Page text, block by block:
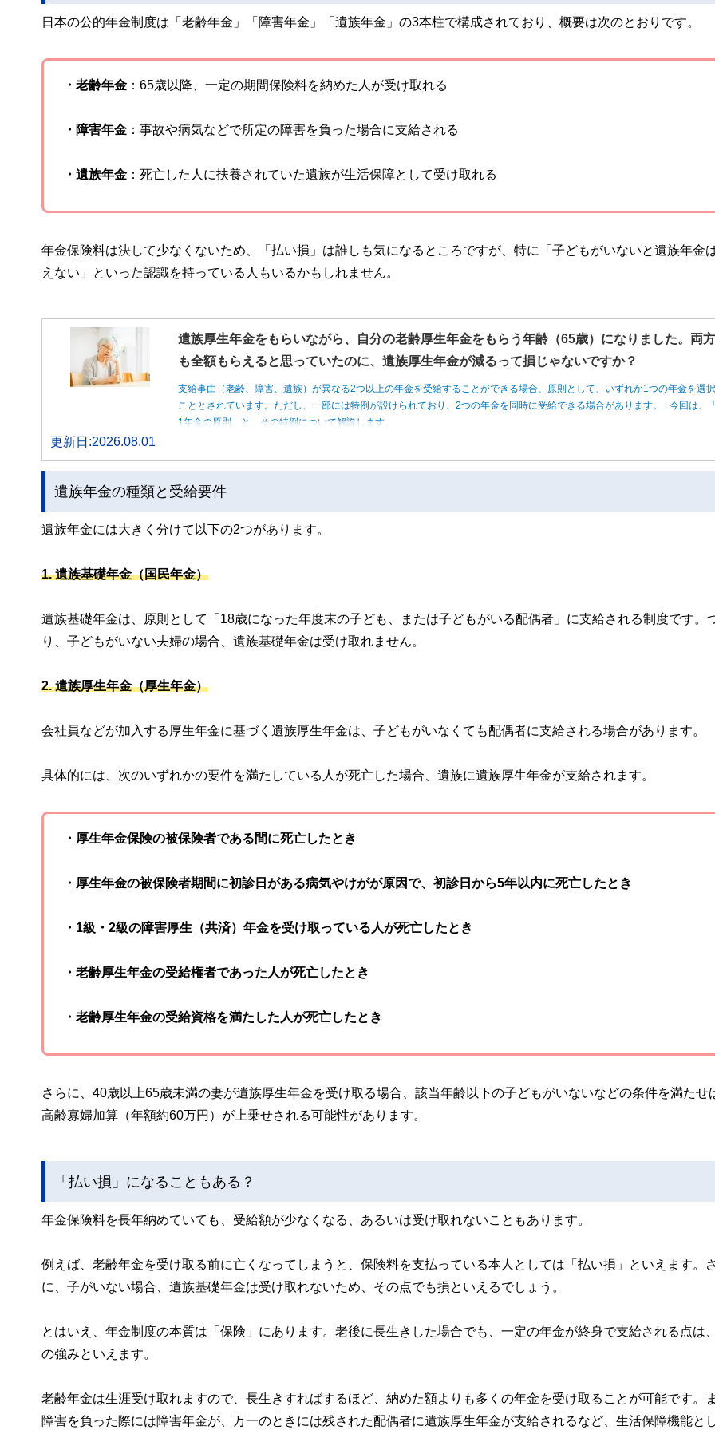
日本の公的年金制度は「老齢年金」「障害年金」「遺族年金」の3本柱で構成されており、概要は次のとおりです。
・老齢年金 ：65歳以降、一定の期間保険料を納めた人が受け取れる
・障害年金 ：事故や病気などで所定の障害を負った場合に支給される
・遺族年金 ：死亡した人に扶養されていた遺族が生活保障として受け取れる
年金保険料は決して少なくないため、「払い損」は誰しも気になるところですが、特に「子どもがいないと遺族年金
えない」といった認識を持っている人もいるかもしれません。
遺族厚生年金をもらいながら、自分の老齢厚生年金をもらう年齢（65歳）になりました。両
も全額もらえると思っていたのに、遺族厚生年金が減るって損じゃないですか？
支給事由（老齢、障害、遺族）が異なる2つ以上の年金を受給することができる場合、原則として、いずれか1つの年金を選
こととされています。ただし、一部には特例が設けられており、2つの年金を同時に受給できる場合があります。 今回は、
1年金の原則」と、その特例について解説します。
更新日:2026.08.01
遺族年金の種類と受給要件
遺族年金には大きく分けて以下の2つがあります。
1. 遺族基礎年金（国民年金）
遺族基礎年金は、原則として「18歳になった年度末の子ども、または子どもがいる配偶者」に支給される制度です。
り、子どもがいない夫婦の場合、遺族基礎年金は受け取れません。
2. 遺族厚生年金（厚生年金）
会社員などが加入する厚生年金に基づく遺族厚生年金は、子どもがいなくても配偶者に支給される場合があります。
具体的には、次のいずれかの要件を満たしている人が死亡した場合、遺族に遺族厚生年金が支給されます。
・厚生年金保険の被保険者である間に死亡したとき
・厚生年金の被保険者期間に初診日がある病気やけがが原因で、初診日から5年以内に死亡したとき
・1級・2級の障害厚生（共済）年金を受け取っている人が死亡したとき
・老齢厚生年金の受給権者であった人が死亡したとき
・老齢厚生年金の受給資格を満たした人が死亡したとき
さらに、40歳以上65歳未満の妻が遺族厚生年金を受け取る場合、該当年齢以下の子どもがいないなどの条件を満たせ
高齢寡婦加算（年額約60万円）が上乗せされる可能性があります。
「払い損」になることもある？
年金保険料を長年納めていても、受給額が少なくなる、あるいは受け取れないこともあります。
例えば、老齢年金を受け取る前に亡くなってしまうと、保険料を支払っている本人としては「払い損」といえます。
に、子がいない場合、遺族基礎年金は受け取れないため、その点でも損といえるでしょう。
とはいえ、年金制度の本質は「保険」にあります。老後に長生きした場合でも、一定の年金が終身で支給される点は
の強みといえます。
老齢年金は生涯受け取れますので、長生きすればするほど、納めた額よりも多くの年金を受け取ることが可能です。ま
障害を負った際には障害年金が、万一のときには残された配偶者に遺族厚生年金が支給されるなど、生活保障機能と